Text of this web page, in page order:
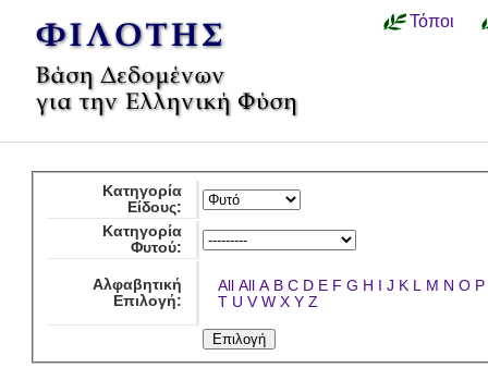
Τόποι
Κατηγορία
Είδους:
Κατηγορία
Φυτού:
Αλφαβητική
Επιλογή:
All All A B C D E F G H I J K L M N O P
T U V W X Y Z